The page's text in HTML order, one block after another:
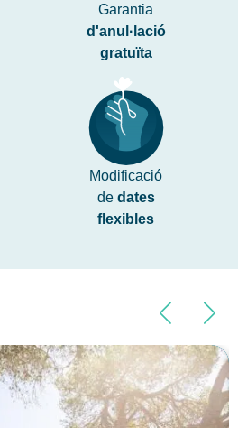
Garantia
d'anul·lació
gratuïta
Modificació
de dates
flexibles